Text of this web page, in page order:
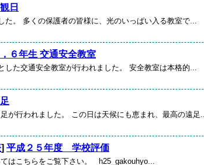
日
た。 多くの保護者の皆様に、光のいっぱい入る教室で...
，６年生 交通安全教室
した交通安全教室が行われました。 安全教室は本格的...
が行われました。 この日は天候にも恵まれ、最高の遠足...
] 平成２５年度 学校評価
はこちらをご覧下さい。 h25_gakouhyo...